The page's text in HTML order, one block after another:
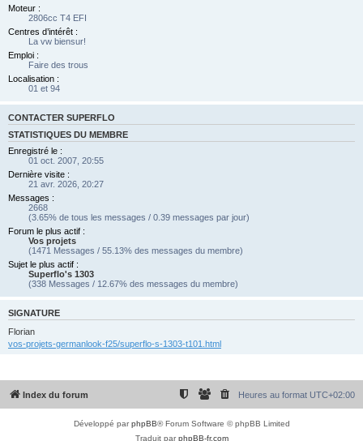
Moteur :
2806cc T4 EFI
Centres d’intérêt :
La vw biensur!
Emploi :
Faire des trous
Localisation :
01 et 94
CONTACTER SUPERFLO
STATISTIQUES DU MEMBRE
Enregistré le :
01 oct. 2007, 20:55
Dernière visite :
21 avr. 2026, 20:27
Messages :
2668
(3.65% de tous les messages / 0.39 messages par jour)
Forum le plus actif :
Vos projets
(1471 Messages / 55.13% des messages du membre)
Sujet le plus actif :
Superflo's 1303
(338 Messages / 12.67% des messages du membre)
SIGNATURE
Florian
vos-projets-germanlook-f25/superflo-s-1303-t101.html
Index du forum Heures au format UTC+02:00
Développé parphpBB® Forum Software © phpBB Limited
Traduit parphpBB-fr.com